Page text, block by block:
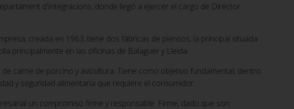
d’Integracions, donde llegó a ejercer el cargo de Director
creada en 1963, tiene dos fábricas de piensos, la principal situada
principalmente en las oficinas de Balaguer y Lleida.
carne de porcino y avicultura. Tiene como objetivo fundamental, dentro
y seguridad alimentaria que requiere el consumidor.
un compromiso firme y responsable. Firme, dado que son